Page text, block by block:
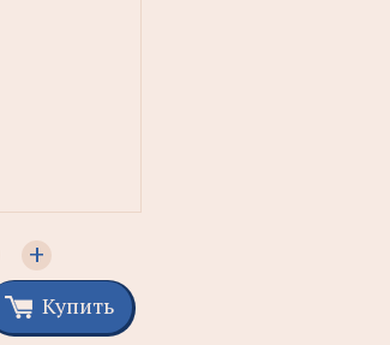
+
Купить